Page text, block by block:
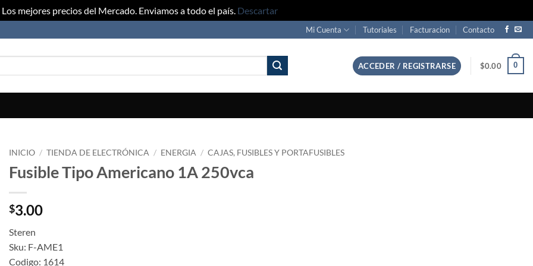
Los mejores precios del Mercado. Enviamos a todo el país. Descartar
Mi Cuenta Tutoriales Facturacion Contacto
ACCEDER / REGISTRARSE $0.00 0
INICIO / TIENDA DE ELECTRÓNICA / ENERGIA / CAJAS, FUSIBLES Y PORTAFUSIBLES
Fusible Tipo Americano 1A 250vca
$3.00
Steren
Sku: F-AME1
Codigo: 1614